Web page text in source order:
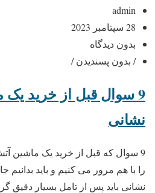
admin
28 سپتامبر 2023
بدون دیدگاه
/ بدون پسندیدن /
9 سوال قبل از خرید
نشانی
9 سوال که قبل از خرید یک ماشین
را با هم مرور می کنیم و باید
نشانی باید پس از تامل بسیار دقیق